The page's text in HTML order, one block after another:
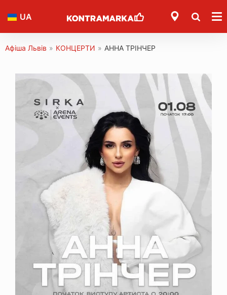
UA
Афіша Львів » КОНЦЕРТИ » АННА ТРІНЧЕР